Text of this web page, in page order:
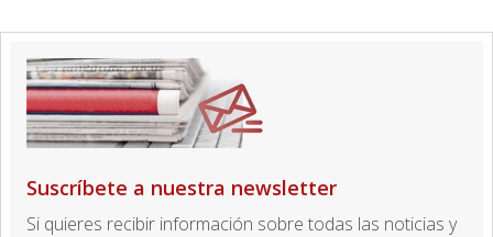
Suscríbete a nuestra newsletter
Si quieres recibir información sobre todas las noticias y